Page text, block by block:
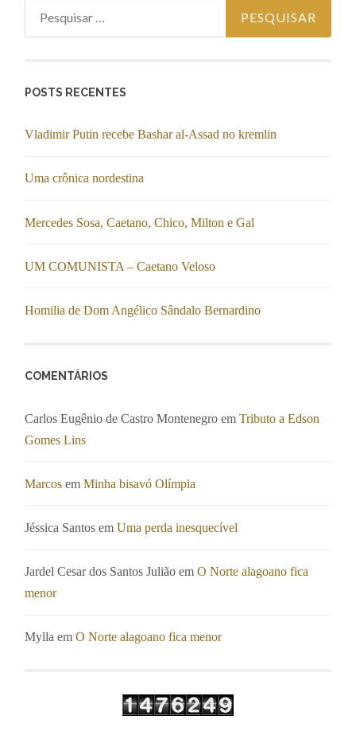
POSTS RECENTES
Vladimir Putin recebe Bashar al-Assad no kremlin
Uma crônica nordestina
Mercedes Sosa, Caetano, Chico, Milton e Gal
UM COMUNISTA – Caetano Veloso
Homilia de Dom Angélico Sândalo Bernardino
COMENTÁRIOS
Carlos Eugênio de Castro Montenegro emTributo a Edson
Gomes Lins
Marcos emMinha bisavó Olímpia
Jéssica Santos emUma perda inesquecível
Jardel Cesar dos Santos Julião emO Norte alagoano fica
menor
Mylla emO Norte alagoano fica menor